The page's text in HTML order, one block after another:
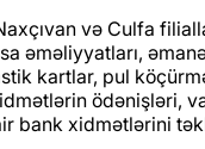
və Culfa
əməliyyatları,
kartlar, pul
ödənişləri,
bank xidmətlərini